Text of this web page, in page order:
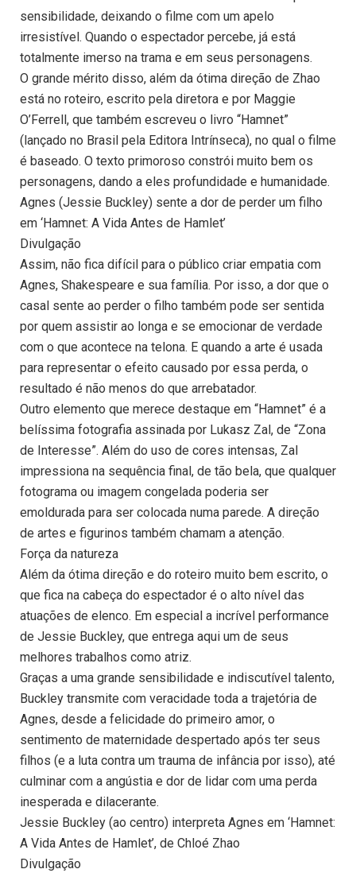
sensibilidade, deixando o filme com um apelo
irresistível. Quando o espectador percebe, já está
totalmente imerso na trama e em seus personagens.
O grande mérito disso, além da ótima direção de Zhao
está no roteiro, escrito pela diretora e por Maggie
O’Ferrell, que também escreveu o livro “Hamnet”
(lançado no Brasil pela Editora Intrínseca), no qual o filme
é baseado. O texto primoroso constrói muito bem os
personagens, dando a eles profundidade e humanidade.
Agnes (Jessie Buckley) sente a dor de perder um filho
em ‘Hamnet: A Vida Antes de Hamlet’
Divulgação
Assim, não fica difícil para o público criar empatia com
Agnes, Shakespeare e sua família. Por isso, a dor que o
casal sente ao perder o filho também pode ser sentida
por quem assistir ao longa e se emocionar de verdade
com o que acontece na telona. E quando a arte é usada
para representar o efeito causado por essa perda, o
resultado é não menos do que arrebatador.
Outro elemento que merece destaque em “Hamnet” é a
belíssima fotografia assinada por Lukasz Zal, de “Zona
de Interesse”. Além do uso de cores intensas, Zal
impressiona na sequência final, de tão bela, que qualquer
fotograma ou imagem congelada poderia ser
emoldurada para ser colocada numa parede. A direção
de artes e figurinos também chamam a atenção.
Força da natureza
Além da ótima direção e do roteiro muito bem escrito, o
que fica na cabeça do espectador é o alto nível das
atuações de elenco. Em especial a incrível performance
de Jessie Buckley, que entrega aqui um de seus
melhores trabalhos como atriz.
Graças a uma grande sensibilidade e indiscutível talento,
Buckley transmite com veracidade toda a trajetória de
Agnes, desde a felicidade do primeiro amor, o
sentimento de maternidade despertado após ter seus
filhos (e a luta contra um trauma de infância por isso), até
culminar com a angústia e dor de lidar com uma perda
inesperada e dilacerante.
Jessie Buckley (ao centro) interpreta Agnes em ‘Hamnet:
A Vida Antes de Hamlet’, de Chloé Zhao
Divulgação